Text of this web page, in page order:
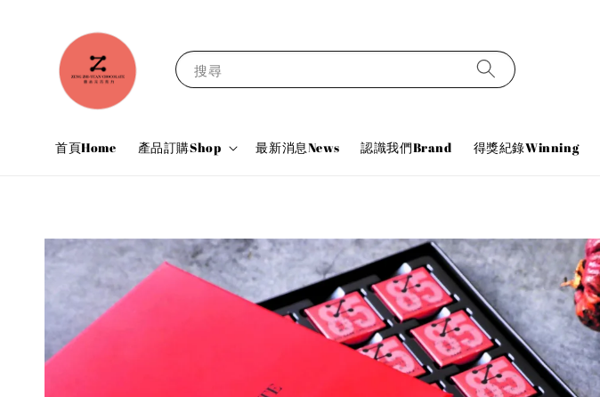
搜尋
首頁Home 產品訂購Shop 最新消息News 認識我們Brand 得獎紀錄Winning